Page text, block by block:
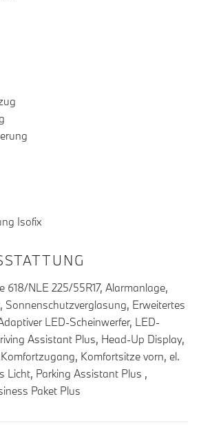
Isofix
618/NLE 225/55R17, Alarmanlage,
Sonnenschutzverglasung, Erweitertes
LED-Scheinwerfer, LED-
Assistant Plus, Head-Up Display,
Komfortsitze vorn, el.
Licht, Parking Assistant Plus ,
Paket Plus